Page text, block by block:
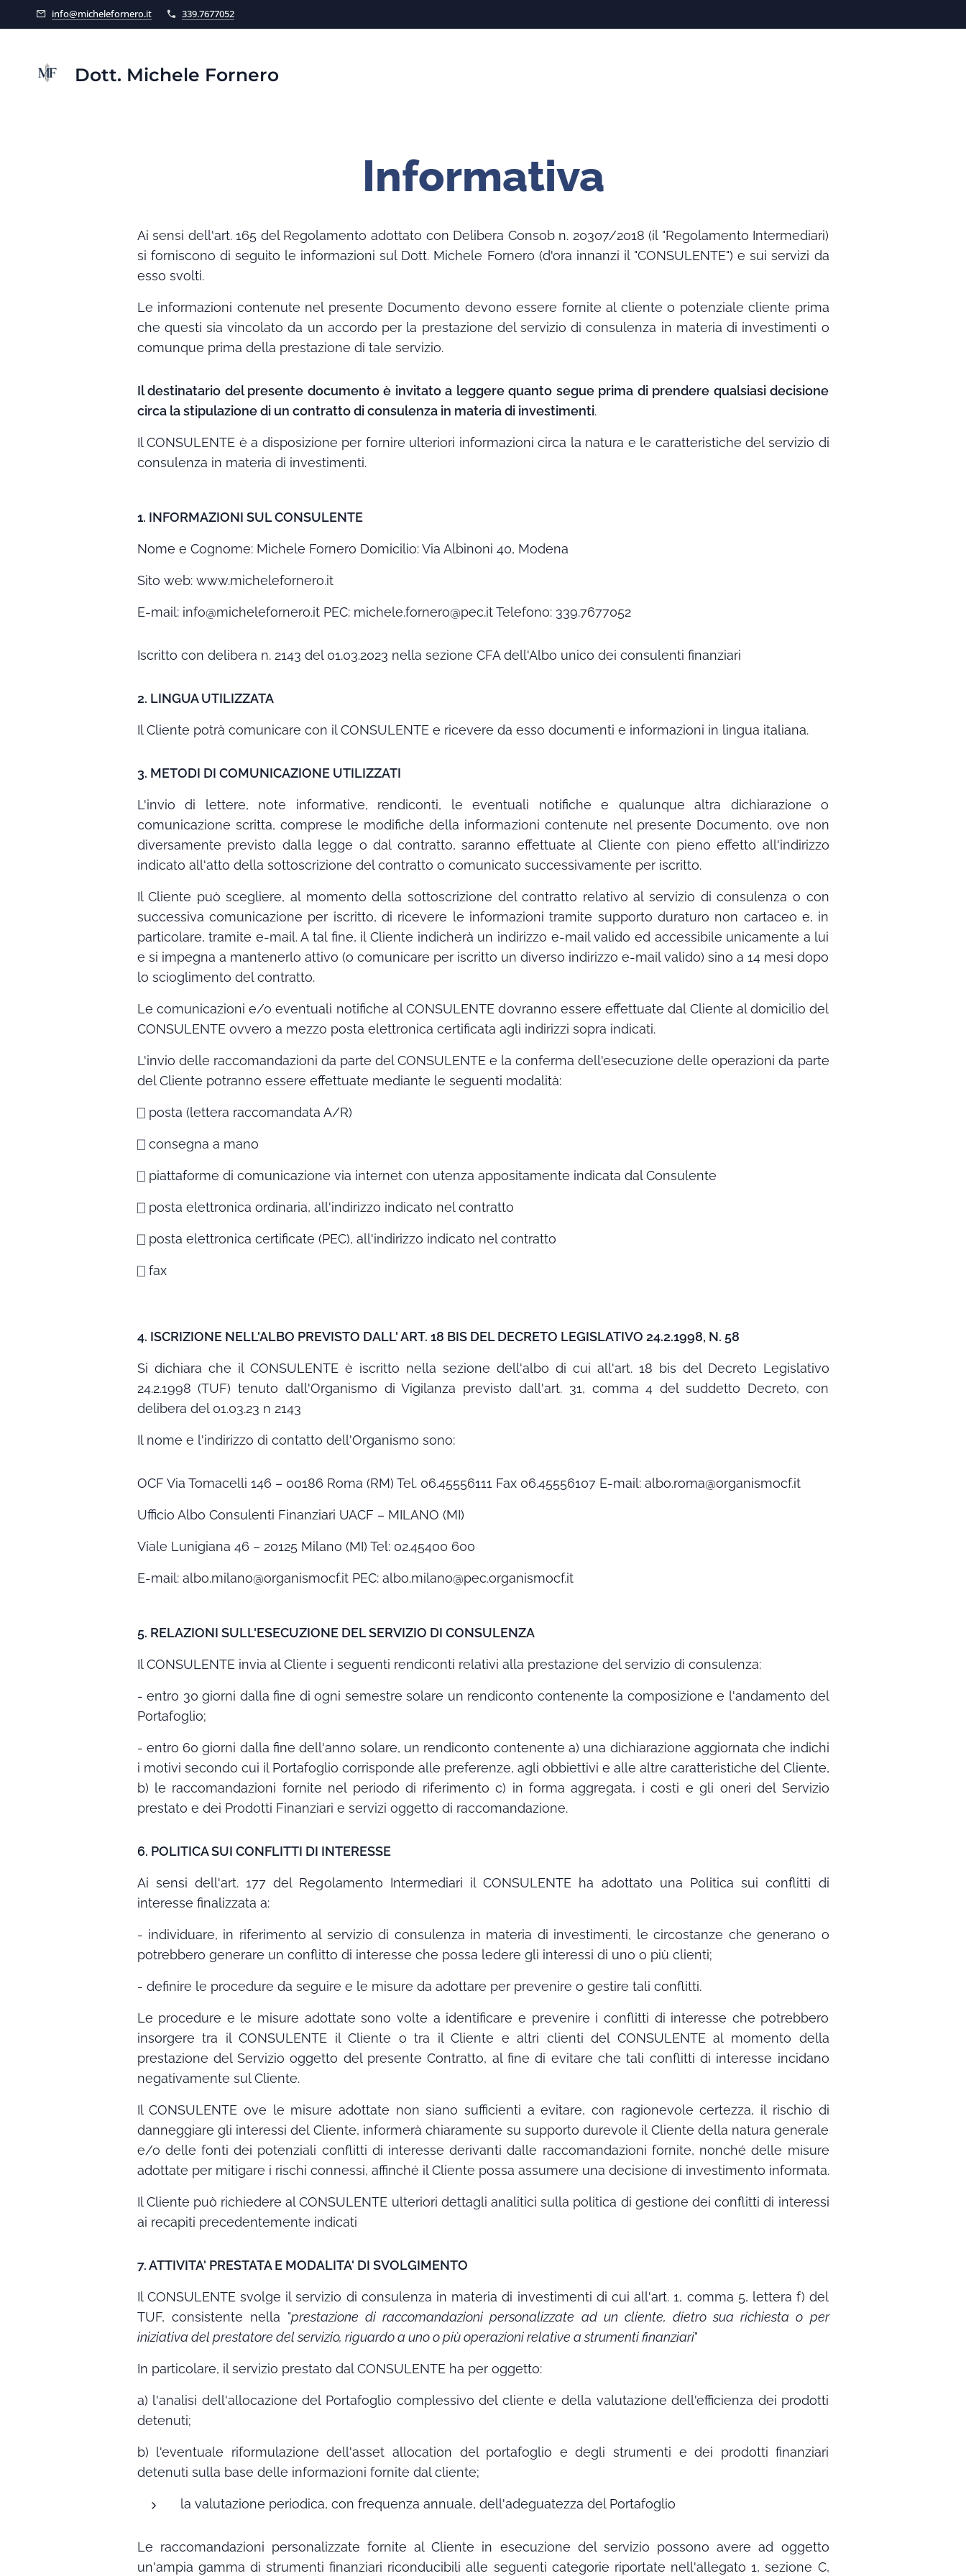
info@michelefornero.it 339.7677052
Dott. Michele Fornero
Informativa
Ai sensi dell'art. 165 del Regolamento adottato con Delibera Consob n. 20307/2018 (il "Regolamento Intermediari)
si forniscono di seguito le informazioni sul Dott. Michele Fornero (d'ora innanzi il "CONSULENTE") e sui servizi da
esso svolti.
Le informazioni contenute nel presente Documento devono essere fornite al cliente o potenziale cliente prima
che questi sia vincolato da un accordo per la prestazione del servizio di consulenza in materia di investimenti o
comunque prima della prestazione di tale servizio.
Il destinatario del presente documento è invitato a leggere quanto segue prima di prendere qualsiasi decisione
circa la stipulazione di un contratto di consulenza in materia di investimenti.
Il CONSULENTE è a disposizione per fornire ulteriori informazioni circa la natura e le caratteristiche del servizio di
consulenza in materia di investimenti.
1. INFORMAZIONI SUL CONSULENTE
Nome e Cognome: Michele Fornero Domicilio: Via Albinoni 40, Modena
Sito web: www.michelefornero.it
E-mail: info@michelefornero.it PEC: michele.fornero@pec.it Telefono: 339.7677052
Iscritto con delibera n. 2143 del 01.03.2023 nella sezione CFA dell'Albo unico dei consulenti finanziari
2. LINGUA UTILIZZATA
Il Cliente potrà comunicare con il CONSULENTE e ricevere da esso documenti e informazioni in lingua italiana.
3. METODI DI COMUNICAZIONE UTILIZZATI
L'invio di lettere, note informative, rendiconti, le eventuali notifiche e qualunque altra dichiarazione o
comunicazione scritta, comprese le modifiche della informazioni contenute nel presente Documento, ove non
diversamente previsto dalla legge o dal contratto, saranno effettuate al Cliente con pieno effetto all'indirizzo
indicato all'atto della sottoscrizione del contratto o comunicato successivamente per iscritto.
Il Cliente può scegliere, al momento della sottoscrizione del contratto relativo al servizio di consulenza o con
successiva comunicazione per iscritto, di ricevere le informazioni tramite supporto duraturo non cartaceo e, in
particolare, tramite e-mail. A tal fine, il Cliente indicherà un indirizzo e-mail valido ed accessibile unicamente a lui
e si impegna a mantenerlo attivo (o comunicare per iscritto un diverso indirizzo e-mail valido) sino a 14 mesi dopo
lo scioglimento del contratto.
Le comunicazioni e/o eventuali notifiche al CONSULENTE dovranno essere effettuate dal Cliente al domicilio del
CONSULENTE ovvero a mezzo posta elettronica certificata agli indirizzi sopra indicati.
L'invio delle raccomandazioni da parte del CONSULENTE e la conferma dell'esecuzione delle operazioni da parte
del Cliente potranno essere effettuate mediante le seguenti modalità:
⎕ posta (lettera raccomandata A/R)
⎕ consegna a mano
⎕ piattaforme di comunicazione via internet con utenza appositamente indicata dal Consulente
⎕ posta elettronica ordinaria, all'indirizzo indicato nel contratto
⎕ posta elettronica certificate (PEC), all'indirizzo indicato nel contratto
⎕ fax
4. ISCRIZIONE NELL'ALBO PREVISTO DALL' ART. 18 BIS DEL DECRETO LEGISLATIVO 24.2.1998, N. 58
Si dichiara che il CONSULENTE è iscritto nella sezione dell'albo di cui all'art. 18 bis del Decreto Legislativo
24.2.1998 (TUF) tenuto dall'Organismo di Vigilanza previsto dall'art. 31, comma 4 del suddetto Decreto, con
delibera del 01.03.23 n 2143
Il nome e l'indirizzo di contatto dell'Organismo sono:
OCF Via Tomacelli 146 – 00186 Roma (RM) Tel. 06.45556111 Fax 06.45556107 E-mail: albo.roma@organismocf.it
Ufficio Albo Consulenti Finanziari UACF – MILANO (MI)
Viale Lunigiana 46 – 20125 Milano (MI) Tel: 02.45400 600
E-mail: albo.milano@organismocf.it PEC: albo.milano@pec.organismocf.it
5. RELAZIONI SULL'ESECUZIONE DEL SERVIZIO DI CONSULENZA
Il CONSULENTE invia al Cliente i seguenti rendiconti relativi alla prestazione del servizio di consulenza:
- entro 30 giorni dalla fine di ogni semestre solare un rendiconto contenente la composizione e l'andamento del
Portafoglio;
- entro 60 giorni dalla fine dell'anno solare, un rendiconto contenente a) una dichiarazione aggiornata che indichi
i motivi secondo cui il Portafoglio corrisponde alle preferenze, agli obbiettivi e alle altre caratteristiche del Cliente,
b) le raccomandazioni fornite nel periodo di riferimento c) in forma aggregata, i costi e gli oneri del Servizio
prestato e dei Prodotti Finanziari e servizi oggetto di raccomandazione.
6. POLITICA SUI CONFLITTI DI INTERESSE
Ai sensi dell'art. 177 del Regolamento Intermediari il CONSULENTE ha adottato una Politica sui conflitti di
interesse finalizzata a:
- individuare, in riferimento al servizio di consulenza in materia di investimenti, le circostanze che generano o
potrebbero generare un conflitto di interesse che possa ledere gli interessi di uno o più clienti;
- definire le procedure da seguire e le misure da adottare per prevenire o gestire tali conflitti.
Le procedure e le misure adottate sono volte a identificare e prevenire i conflitti di interesse che potrebbero
insorgere tra il CONSULENTE il Cliente o tra il Cliente e altri clienti del CONSULENTE al momento della
prestazione del Servizio oggetto del presente Contratto, al fine di evitare che tali conflitti di interesse incidano
negativamente sul Cliente.
Il CONSULENTE ove le misure adottate non siano sufficienti a evitare, con ragionevole certezza, il rischio di
danneggiare gli interessi del Cliente, informerà chiaramente su supporto durevole il Cliente della natura generale
e/o delle fonti dei potenziali conflitti di interesse derivanti dalle raccomandazioni fornite, nonché delle misure
adottate per mitigare i rischi connessi, affinché il Cliente possa assumere una decisione di investimento informata.
Il Cliente può richiedere al CONSULENTE ulteriori dettagli analitici sulla politica di gestione dei conflitti di interessi
ai recapiti precedentemente indicati
7. ATTIVITA' PRESTATA E MODALITA' DI SVOLGIMENTO
Il CONSULENTE svolge il servizio di consulenza in materia di investimenti di cui all'art. 1, comma 5, lettera f) del
TUF, consistente nella "prestazione di raccomandazioni personalizzate ad un cliente, dietro sua richiesta o per
iniziativa del prestatore del servizio, riguardo a uno o più operazioni relative a strumenti finanziari"
In particolare, il servizio prestato dal CONSULENTE ha per oggetto:
a) l'analisi dell'allocazione del Portafoglio complessivo del cliente e della valutazione dell'efficienza dei prodotti
detenuti;
b) l'eventuale riformulazione dell'asset allocation del portafoglio e degli strumenti e dei prodotti finanziari
detenuti sulla base delle informazioni fornite dal cliente;
la valutazione periodica, con frequenza annuale, dell'adeguatezza del Portafoglio
Le raccomandazioni personalizzate fornite al Cliente in esecuzione del servizio possono avere ad oggetto
un'ampia gamma di strumenti finanziari riconducibili alle seguenti categorie riportate nell'allegato 1, sezione C,